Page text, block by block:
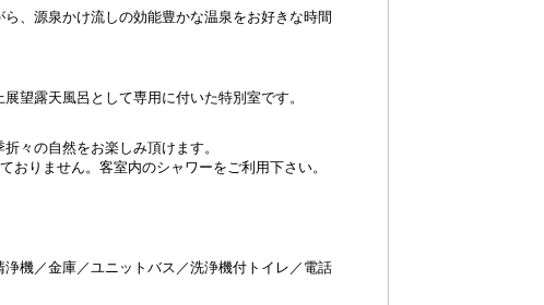
、源泉かけ流しの効能豊かな温泉をお好きな時間
望露天風呂として専用に付いた特別室です。
々の自然をお楽しみ頂けます。
おりません。客室内のシャワーをご利用下さい。
機／金庫／ユニットバス／洗浄機付トイレ／電話